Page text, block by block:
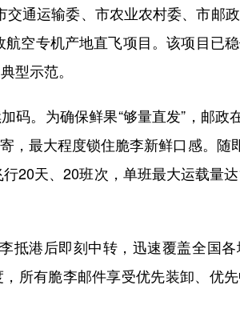
通运输委、市农业农村委、市邮
空专机产地直飞项目。该项目已
型示范。
。为确保鲜果“够量直发”，邮政
，最大程度锁住脆李新鲜口感。随
20天、20班次，单班最大运载量
港后即刻中转，迅速覆盖全国各
所有脆李邮件享受优先装卸、优